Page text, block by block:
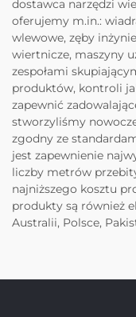
dostawca narzędzi
oferujemy m.in.:
wlewowe, zęby
wiertnicze, maszyny
zespołami
produktów, kontroli
zapewnić
stworzyliśmy
zgodny ze
jest zapewnienie
liczby metrów
najniższego kosztu
produkty są również
Australii, Polsce,